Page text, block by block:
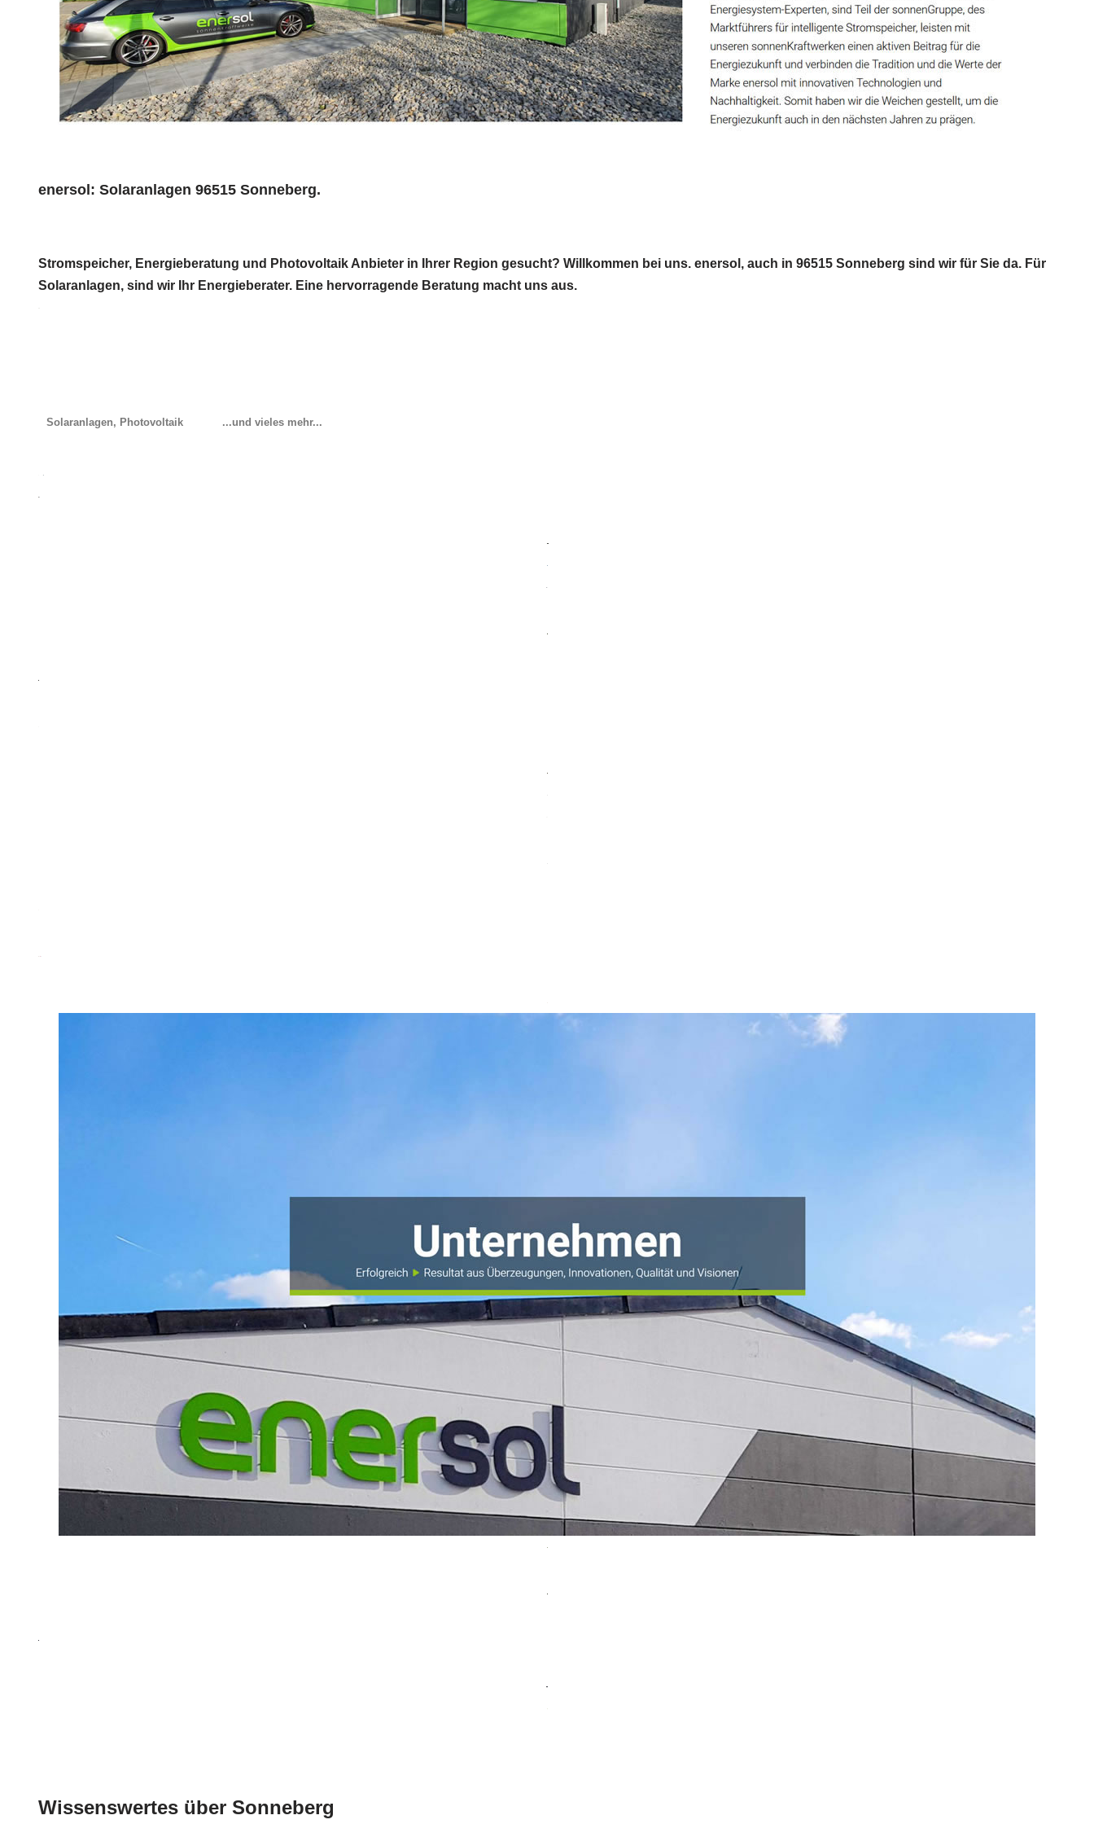
enersol: Solaranlagen 96515 Sonneberg.
Stromspeicher, Energieberatung und Photovoltaik Anbieter in Ihrer Region gesucht? Willkommen bei uns. enersol, auch in 96515 Sonneberg sind wir für Sie da. Für
Solaranlagen, sind wir Ihr Energieberater. Eine hervorragende Beratung macht uns aus.
Solaranlagen, Photovoltaik ...und vieles mehr...
Wissenswertes über Sonneberg